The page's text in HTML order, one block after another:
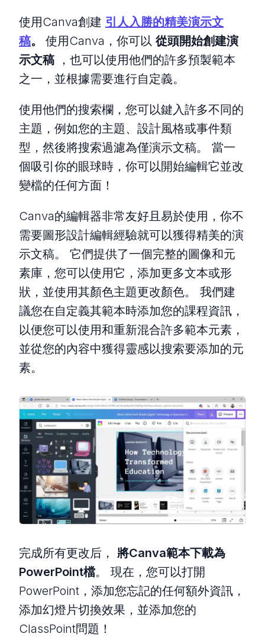
使用Canva創建 引人入勝的精美演示文
稿。 使用Canva，你可以 從頭開始創建演
示文稿 ，也可以使用他們的許多預製範本
之一，並根據需要進行自定義。
使用他們的搜索欄，您可以鍵入許多不同的
主題，例如您的主題、設計風格或事件類
型，然後將搜索過濾為僅演示文稿。 當一
個吸引你的眼球時，你可以開始編輯它並改
變檔的任何方面！
Canva的編輯器非常友好且易於使用，你不
需要圖形設計編輯經驗就可以獲得精美的演
示文稿。 它們提供了一個完整的圖像和元
素庫，您可以使用它，添加更多文本或形
狀，並使用其顏色主題更改顏色。 我們建
議您在自定義其範本時添加您的課程資訊，
以便您可以使用和重新混合許多範本元素，
並從您的內容中獲得靈感以搜索要添加的元
素。
完成所有更改后， 將Canva範本下載為
PowerPoint檔。 現在，您可以打開
PowerPoint，添加您忘記的任何額外資訊，
添加幻燈片切換效果，並添加您的
ClassPoint問題！